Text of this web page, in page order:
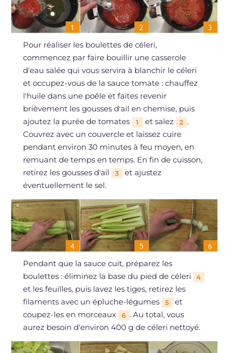
Pour réaliser les boulettes de céleri,
commencez par faire bouillir une casserole
d'eau salée qui vous servira à blanchir le céleri
et occupez-vous de la sauce tomate : chauffez
l'huile dans une poêle et faites revenir
brièvement les gousses d'ail en chemise, puis
ajoutez la purée de tomates
1 et salez 2 .
Couvrez avec un couvercle et laissez cuire
pendant environ 30 minutes à feu moyen, en
remuant de temps en temps. En fin de cuisson,
retirez les gousses d'ail
3
et ajustez
éventuellement le sel.
Pendant que la sauce cuit, préparez les
boulettes : éliminez la base du pied de céleri
4
et les feuilles, puis lavez les tiges, retirez les
filaments avec un épluche-légumes
5
et
coupez-les en morceaux
6 . Au total, vous
aurez besoin d'environ 400 g de céleri nettoyé.